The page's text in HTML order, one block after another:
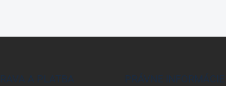
A PLATBA PRÁVNE INFORMÁCIE